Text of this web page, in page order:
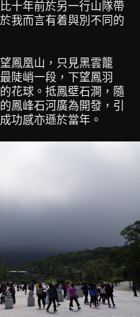
十年前於另一行山隊帶
我而言有着與別不同的
鳳凰山，只見黑雲籠
陡峭一段，下望鳳羽
花球。抵鳳壁石澗，隨
鳳峰石河廣為開發，引
功感亦遜於當年。